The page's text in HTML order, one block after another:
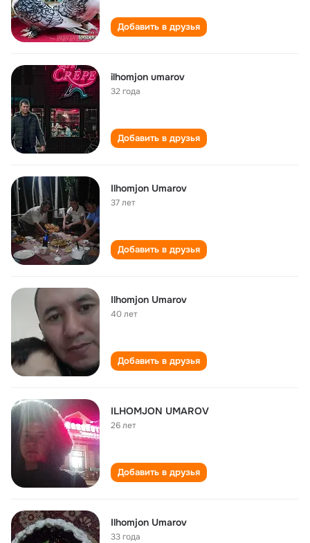
Добавить в друзья
ilhomjon umarov
32 года
Добавить в друзья
Ilhomjon Umarov
37 лет
Добавить в друзья
Ilhomjon Umarov
40 лет
Добавить в друзья
ILHOMJON UMAROV
26 лет
Добавить в друзья
Ilhomjon Umarov
33 года